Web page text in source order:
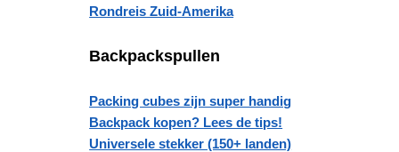
Rondreis Zuid-Amerika
Backpackspullen
Packing cubes zijn super handig
Backpack kopen? Lees de tips!
Universele stekker (150+ landen)